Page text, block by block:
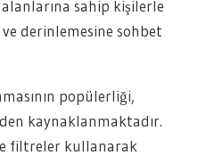
sahip kişilerle
derinlemesine sohbet
popülerliği,
kaynaklanmaktadır.
filtreler kullanarak